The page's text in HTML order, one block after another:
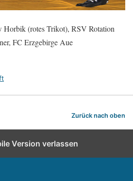
Horbik (rotes Trikot), RSV Rotation
FC Erzgebirge Aue
Zurück nach oben
Version verlassen